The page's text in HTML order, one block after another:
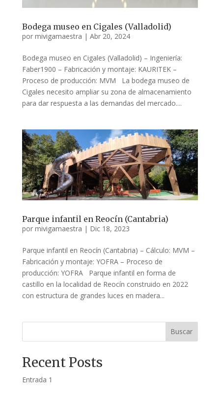
Bodega museo en Cigales (Valladolid)
por mivigamaestra | Abr 20, 2024
Bodega museo en Cigales (Valladolid) – Ingeniería:
Faber1900 – Fabricación y montaje: KAURITEK –
Proceso de producción: MVM La bodega museo de
Cigales necesito ampliar su zona de almacenamiento
para dar respuesta a las demandas del mercado....
Parque infantil en Reocín (Cantabria)
por mivigamaestra | Dic 18, 2023
Parque infantil en Reocín (Cantabria) – Cálculo: MVM –
Fabricación y montaje: YOFRA – Proceso de
producción: YOFRA Parque infantil en forma de
castillo en la localidad de Reocín construido en 2022
con estructura de grandes luces en madera...
Buscar
Recent Posts
Entrada 1